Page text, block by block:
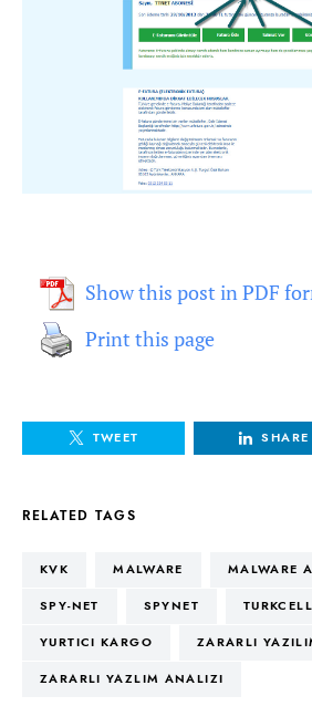
Show this post in PDF
Print this page
TWEET SHARE
RELATED TAGS
KVK MALWARE MALWARE
SPY-NET SPYNET TURKCELL
YURTICI KARGO ZARARLI
ZARARLI YAZLIM ANALIZI